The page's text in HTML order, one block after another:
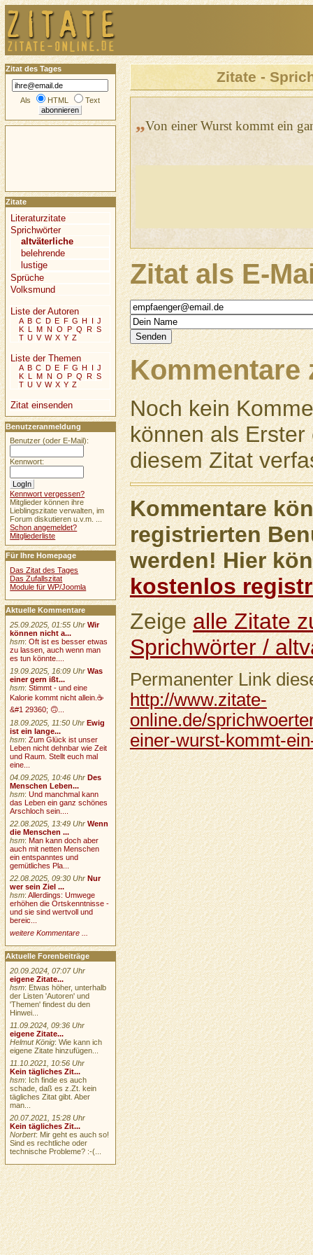
Zitate -
„Von einer Wurst kommt ein
Zitat als E-
Kommentare
Noch kein
können als
diesem Zitat
Kommentare
registrierten
werden! Hier
kostenlos
Zeigealle Zitate
Sprichwörter /
Permanenter Link
http://www.zitate-
online.de/
einer-wurst-kommt-
Zitat des Tages
Als HTML Text
Zitate
Literaturzitate
Sprichwörter
altväterliche
belehrende
lustige
Sprüche
Volksmund
Liste der Autoren
A B C D E F G H I J
K L M N O P Q R S
T U V W X Y Z
Liste der Themen
A B C D E F G H I J
K L M N O P Q R S
T U V W X Y Z
Zitat einsenden
Benutzeranmeldung
Benutzer (oder E-Mail):
Kennwort:
Kennwort vergessen?
Mitglieder können ihre
Lieblingszitate verwalten, im
Forum diskutieren u.v.m. ...
Schon angemeldet?
Mitgliederliste
Für Ihre Homepage
Das Zitat des Tages
Das Zufallszitat
Module für WP/Joomla
Aktuelle Kommentare
25.09.2025, 01:55 Uhr Wir
können nicht a...
hsm:Oft ist es besser etwas
zu lassen, auch wenn man
es tun könnte....
19.09.2025, 16:09 Uhr Was
einer gern ißt...
hsm:Stimmt - und eine
Kalorie kommt nicht allein.☕
&#1 29360; 🙃...
18.09.2025, 11:50 Uhr Ewig
ist ein lange...
hsm:Zum Glück ist unser
Leben nicht dehnbar wie Zeit
und Raum. Stellt euch mal
eine...
04.09.2025, 10:46 Uhr Des
Menschen Leben...
hsm:Und manchmal kann
das Leben ein ganz schönes
Arschloch sein....
22.08.2025, 13:49 Uhr Wenn
die Menschen ...
hsm:Man kann doch aber
auch mit netten Menschen
ein entspanntes und
gemütliches Pla...
22.08.2025, 09:30 Uhr Nur
wer sein Ziel ...
hsm:Allerdings: Umwege
erhöhen die Ortskenntnisse -
und sie sind wertvoll und
bereic...
weitere Kommentare ...
Aktuelle Forenbeiträge
20.09.2024, 07:07 Uhr
eigene Zitate...
hsm: Etwas höher, unterhalb
der Listen 'Autoren' und
'Themen' findest du den
Hinwei...
11.09.2024, 09:36 Uhr
eigene Zitate...
Helmut König: Wie kann ich
eigene Zitate hinzufügen...
11.10.2021, 10:56 Uhr
Kein tägliches Zit...
hsm: Ich finde es auch
schade, daß es z.Zt. kein
tägliches Zitat gibt. Aber
man...
20.07.2021, 15:28 Uhr
Kein tägliches Zit...
Norbert: Mir geht es auch so!
Sind es rechtliche oder
technische Probleme? :-(...